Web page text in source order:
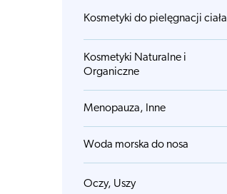
Kosmetyki do pielęgnacji ciała
Kosmetyki Naturalne i
Organiczne
Menopauza, Inne
Woda morska do nosa
Oczy, Uszy